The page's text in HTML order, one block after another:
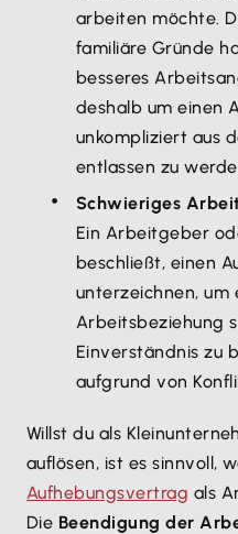
arbeiten möchte.
familiäre Gründe
besseres
deshalb um einen
unkompliziert aus
entlassen zu
Schwieriges
Ein Arbeitgeber
beschließt, einen
unterzeichnen, um
Arbeitsbeziehung
Einverständnis zu
aufgrund von
Willst du als
auflösen, ist es sinnvoll,
Aufhebungsvertrag als
Die Beendigung der